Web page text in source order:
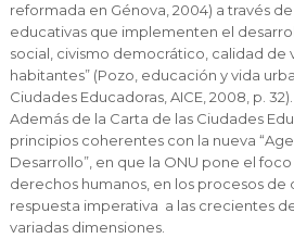
reformada en Génova, 2004) a través
educativas que implementen el
social, civismo democrático, calidad de
habitantes” (Pozo, educación y vida
Ciudades Educadoras, AICE, 2008, p. 32).
Además de la Carta de las Ciudades
principios coherentes con la nueva
Desarrollo”, en que la ONU pone el
derechos humanos, en los procesos de
respuesta imperativa a las crecientes
variadas dimensiones.